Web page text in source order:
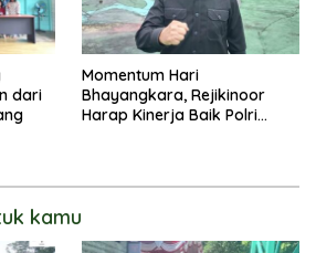
dari
Momentum Hari
Bhayangkara, Rejikinoor
Harap Kinerja Baik Polri
kamu